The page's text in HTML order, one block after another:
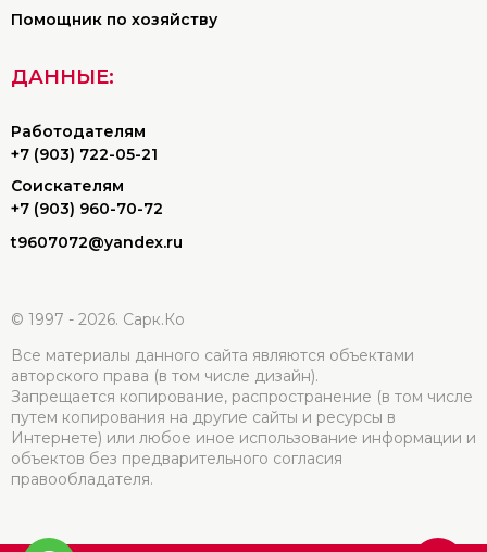
Помощник по хозяйству
ДАННЫЕ:
Работодателям
+7 (903) 722-05-21
Соискателям
+7 (903) 960-70-72
t9607072@yandex.ru
© 1997 - 2026. Сарк.Ко
Все материалы данного сайта являются объектами
авторского права (в том числе дизайн).
Запрещается копирование, распространение (в том числе
путем копирования на другие сайты и ресурсы в
Интернете) или любое иное использование информации и
объектов без предварительного согласия
правообладателя.